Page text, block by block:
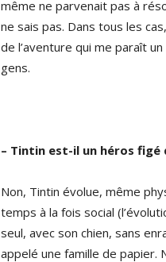
même ne parvenait pas à
ne sais pas. Dans tous les
de l’aventure qui me paraît
gens.
– Tintin est-il un héros
Non, Tintin évolue, même
temps à la fois social
seul, avec son chien, sans
appelé une famille de papier.